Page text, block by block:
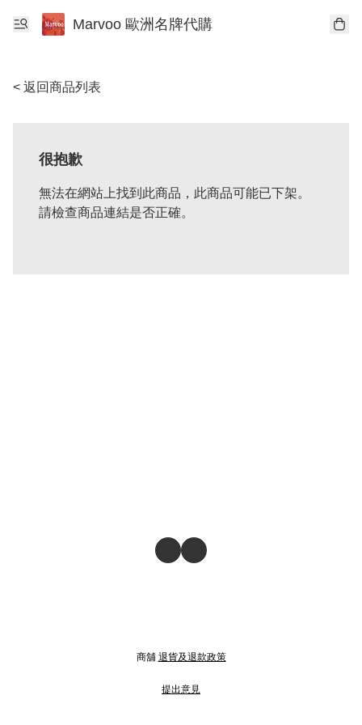
Marvoo 歐洲名牌代購
< 返回商品列表
很抱歉
無法在網站上找到此商品，此商品可能已下架。
請檢查商品連結是否正確。
商舖 退貨及退款政策
提出意見